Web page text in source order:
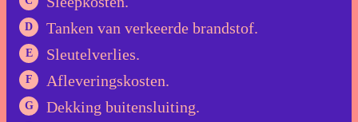
Tanken van verkeerde brandstof.
Sleutelverlies.
Afleveringskosten.
Dekking buitensluiting.